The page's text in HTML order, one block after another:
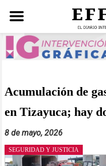
Saltar
al
contenido
Acumulación de
en Tizayuca; hay
8 de mayo, 2026
SEGURIDAD Y JUSTICIA